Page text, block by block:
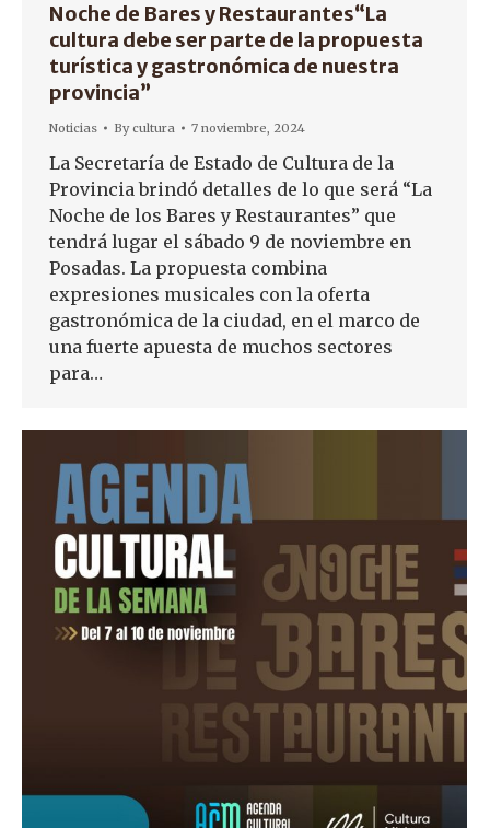
Noche de Bares y Restaurantes“La
cultura debe ser parte de la propuesta
turística y gastronómica de nuestra
provincia”
Noticias Bycultura 7 noviembre, 2024
La Secretaría de Estado de Cultura de la
Provincia brindó detalles de lo que será “La
Noche de los Bares y Restaurantes” que
tendrá lugar el sábado 9 de noviembre en
Posadas. La propuesta combina
expresiones musicales con la oferta
gastronómica de la ciudad, en el marco de
una fuerte apuesta de muchos sectores
para…